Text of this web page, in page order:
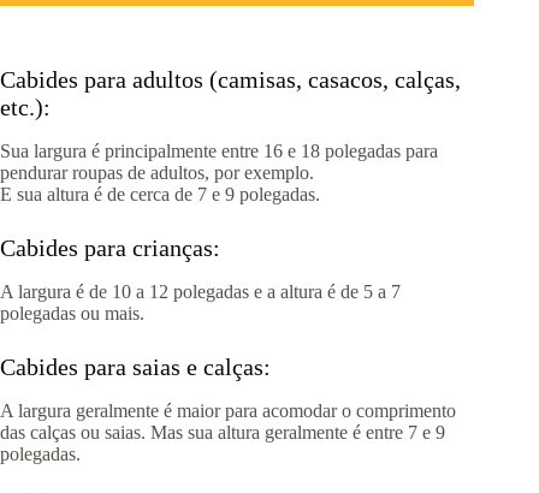
Cabides para adultos (camisas, casacos, calças,
etc.):
Sua largura é principalmente entre 16 e 18 polegadas para
pendurar roupas de adultos, por exemplo.
E sua altura é de cerca de 7 e 9 polegadas.
Cabides para crianças:
A largura é de 10 a 12 polegadas e a altura é de 5 a 7
polegadas ou mais.
Cabides para saias e calças:
A largura geralmente é maior para acomodar o comprimento
das calças ou saias. Mas sua altura geralmente é entre 7 e 9
polegadas.